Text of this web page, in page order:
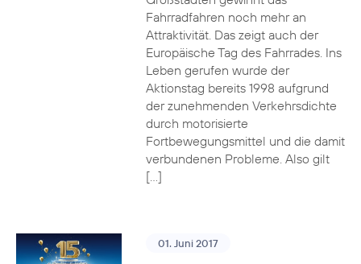
Fahrradfahren noch mehr an
Attraktivität. Das zeigt auch der
Europäische Tag des Fahrrades. Ins
Leben gerufen wurde der
Aktionstag bereits 1998 aufgrund
der zunehmenden Verkehrsdichte
durch motorisierte
Fortbewegungsmittel und die damit
verbundenen Probleme. Also gilt
[…]
01. Juni 2017